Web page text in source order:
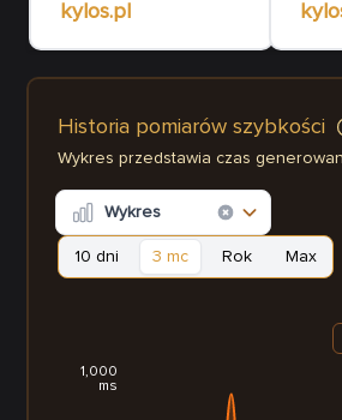
kylos.pl
Historia pomiarów szybkości
Wykres przedstawia czas
Wykres
10 dni 3 mc Rok Max
1,000
ms